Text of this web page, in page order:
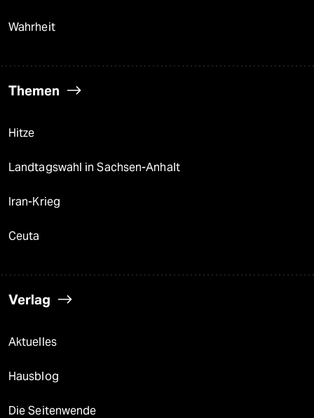
Wahrheit
Themen
Hitze
Landtagswahl in Sachsen-Anhalt
Iran-Krieg
Ceuta
Verlag
Aktuelles
Hausblog
Die Seitenwende